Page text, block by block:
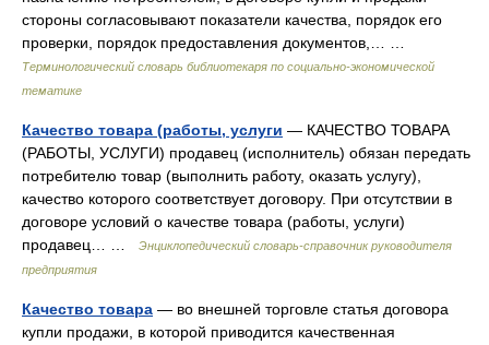
стороны согласовывают показатели качества, порядок его
проверки, порядок предоставления документов,… …
Терминологический словарь библиотекаря по социально-экономической
тематике
Качество товара (работы, услуги — КАЧЕСТВО ТОВАРА
(РАБОТЫ, УСЛУГИ) продавец (исполнитель) обязан передать
потребителю товар (выполнить работу, оказать услугу),
качество которого соответствует договору. При отсутствии в
договоре условий о качестве товара (работы, услуги)
продавец… …
Энциклопедический словарь-справочник руководителя
предприятия
Качество товара — во внешней торговле статья договора
купли продажи, в которой приводится качественная